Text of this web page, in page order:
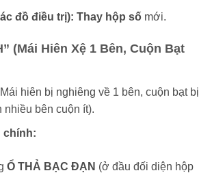
đồ điều trị): Thay hộp sốmới.
(Mái Hiên Xệ 1 Bên, Cuộn Bạt
Mái hiên bị nghiêng về 1 bên, cuộn bạt bị
nhiều bên cuộn ít).
chính:
Ổ THẢ BẠC ĐẠN (ở đầu đối diện hộp